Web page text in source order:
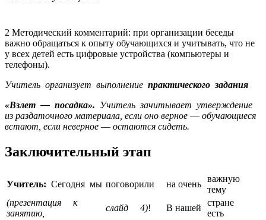
2 Методический комментарий: при организации беседы
важно обращаться к опыту обучающихся и учитывать, что не
у всех детей есть цифровые устройства (компьютеры и
телефоны).
Учитель организует выполнение практического задания
«Взлет — посадка». Учитель зачитывает утверждение
из раздаточного материала, если оно верное — обучающиеся
встают, если неверное — остаются сидеть.
Заключительный этап
Учитель: Сегодня мы поговорили на очень
важную
тему
(презентация к
занятию,
слайд 4)! В нашей
стране
есть